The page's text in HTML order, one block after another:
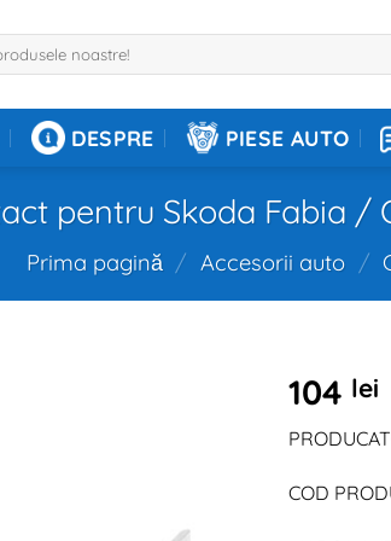
DESPRE PIESE AUTO
pentru Skoda Fabia /
Prima pagină / Accesorii auto /
104 lei
COD